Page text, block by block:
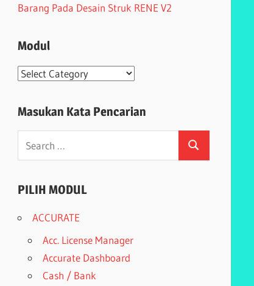
Barang Pada Desain Struk RENE V2
Modul
Modul
Masukan Kata Pencarian
Search
PILIH MODUL
ACCURATE
Acc. License Manager
Accurate Dashboard
Cash / Bank